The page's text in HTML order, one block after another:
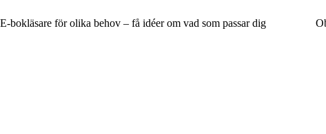
E-bokläsare för olika behov – få idéer om vad som passar dig